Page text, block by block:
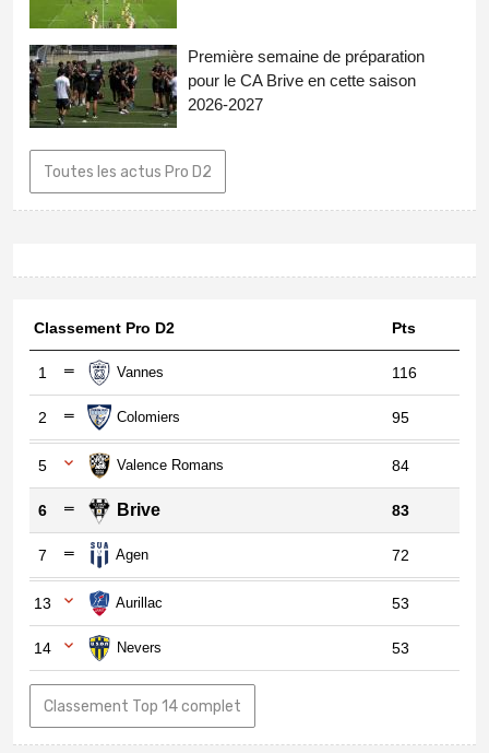
Première semaine de préparation
pour le CA Brive en cette saison
2026-2027
Toutes les actus Pro D2
Classement Pro D2 Pts
1 Vannes 116
2 Colomiers 95
5 Valence Romans 84
6 Brive 83
7 Agen 72
13 Aurillac 53
14 Nevers 53
Classement Top 14 complet